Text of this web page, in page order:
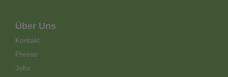
Footer-
Meta-
Menü
Über Uns
Kontakt
Presse
Jobs